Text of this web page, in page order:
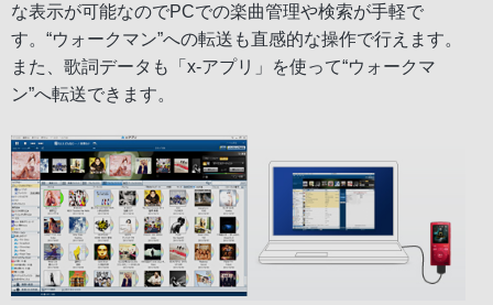
な表示が可能なのでPCでの楽曲管理や検索が手軽で
す。“ウォークマン”への転送も直感的な操作で行えます。
また、歌詞データも「x-アプリ」を使って“ウォークマ
ン”へ転送できます。